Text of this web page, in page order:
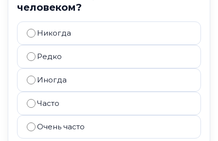
человеком?
Никогда
Редко
Иногда
Часто
Очень часто